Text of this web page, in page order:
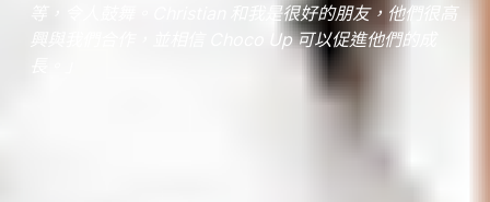
等，令人鼓舞。Christian 和我是很好的朋友，他們很高
興與我們合作，並相信 Choco Up 可以促進他們的成